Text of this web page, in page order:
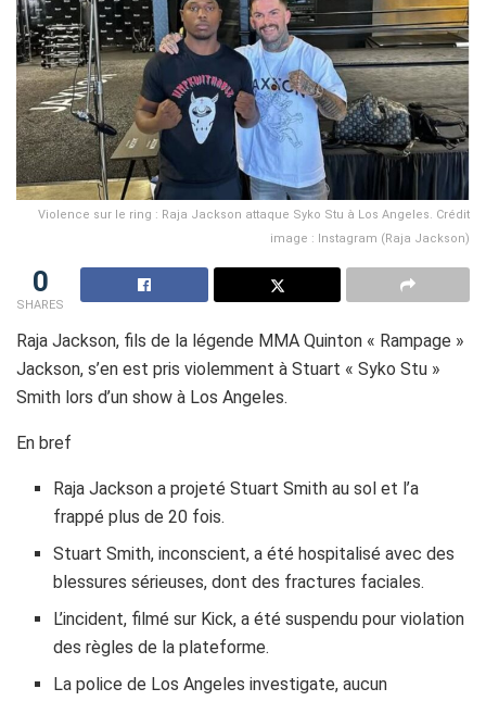
Violence sur le ring : Raja Jackson attaque Syko Stu à Los Angeles. Crédit
image : Instagram (Raja Jackson)
0
SHARES
Raja Jackson, fils de la légende MMA Quinton « Rampage »
Jackson, s’en est pris violemment à Stuart « Syko Stu »
Smith lors d’un show à Los Angeles.
En bref
Raja Jackson a projeté Stuart Smith au sol et l’a
frappé plus de 20 fois.
Stuart Smith, inconscient, a été hospitalisé avec des
blessures sérieuses, dont des fractures faciales.
L’incident, filmé sur Kick, a été suspendu pour violation
des règles de la plateforme.
La police de Los Angeles investigate, aucun